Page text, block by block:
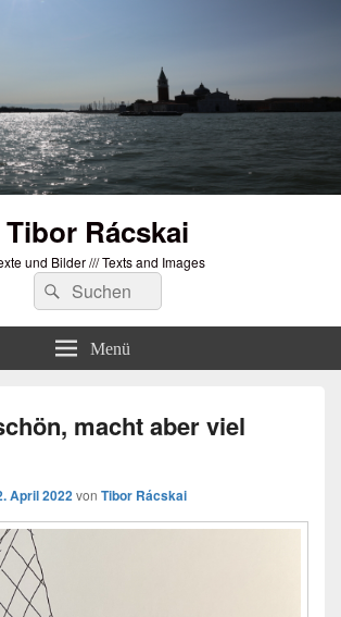
Tibor Rácskai
und Bilder /// Texts and Images
Suchen
nach:
Suchen
Menü
macht aber viel
April 2022von Tibor Rácskai